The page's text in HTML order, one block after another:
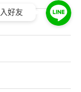
好友